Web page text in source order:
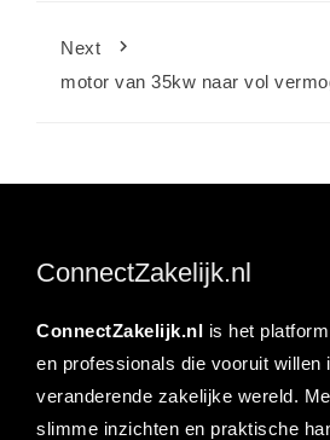
Next
motor van 35kw naar vol
ConnectZakelijk.nl
ConnectZakelijk.nl is het
en professionals die vooruit willen
veranderende zakelijke wereld.
slimme inzichten en praktische